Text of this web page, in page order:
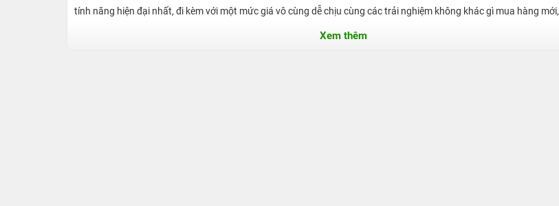
tính năng hiện đại nhất, đi kèm với một mức giá vô cùng dễ chịu cùng các trải nghiệm không khác gì mua hàng mới,
Xem thêm